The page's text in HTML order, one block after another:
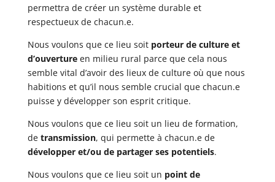
permettra de créer un système durable et
respectueux de chacun.e.
Nous voulons que ce lieu soit porteur de culture et
d’ouvertureen milieu rural parce que cela nous
semble vital d’avoir des lieux de culture où que nous
habitions et qu’il nous semble crucial que chacun.e
puisse y développer son esprit critique.
Nous voulons que ce lieu soit un lieu de formation,
de transmission, qui permette à chacun.e de
développer et/ou de partager ses potentiels.
Nous voulons que ce lieu soit un point de